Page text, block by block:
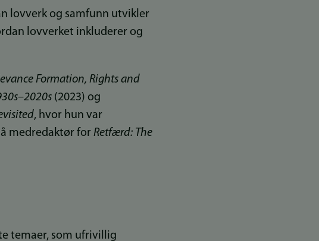
lovverk og samfunn utvikler
lovverket inkluderer og
Formation, Rights and
(2023) og
, hvor hun var
medredaktør for Retfærd: The
temaer, som ufrivillig